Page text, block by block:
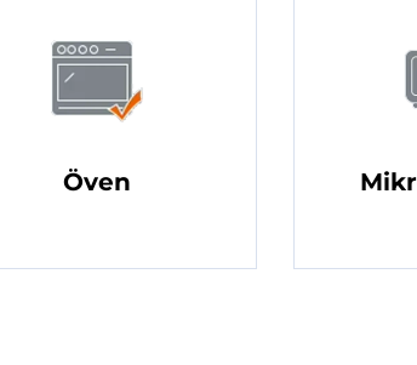
Öven